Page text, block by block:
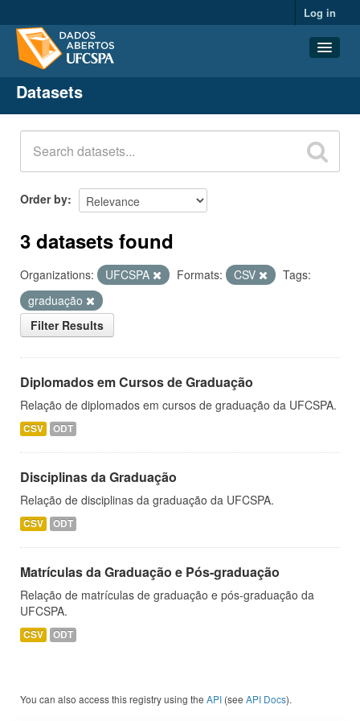
Log in
Datasets
Organizations
Groups
About
Datasets
Order by
3 datasets found
Organizations: UFCSPA Formats: CSV
Tags:
graduação
Filter Results
Diplomados em Cursos de Graduação
Relação de diplomados em cursos de graduação da UFCSPA.
CSV ODT
Disciplinas da Graduação
Relação de disciplinas da graduação da UFCSPA.
CSV ODT
Matrículas da Graduação e Pós-graduação
Relação de matrículas de graduação e pós-graduação da
UFCSPA.
CSV ODT
You can also access this registry using the API (see API Docs).